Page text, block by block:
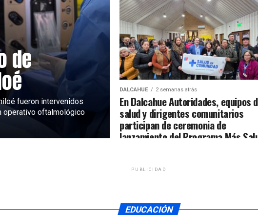
de
fueron intervenidos
operativo oftalmológico
DALCAHUE 2 semanas atrás
En Dalcahue Autoridades, equipos
salud y dirigentes comunitarios
participan de ceremonia de
lanzamiento del Programa Más
PUBLICIDAD
EDUCACIÓN